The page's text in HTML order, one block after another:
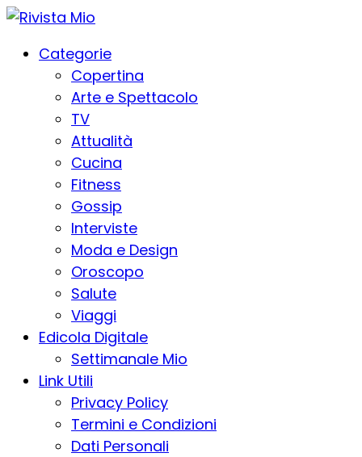
Categorie
Copertina
Arte e Spettacolo
TV
Attualità
Cucina
Fitness
Gossip
Interviste
Moda e Design
Oroscopo
Salute
Viaggi
Edicola Digitale
Settimanale Mio
Link Utili
Privacy Policy
Termini e Condizioni
Dati Personali